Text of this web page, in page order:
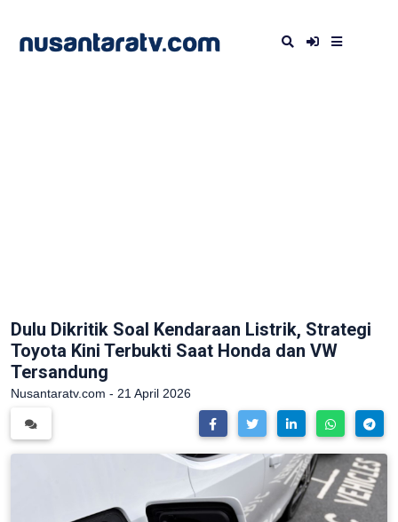
Dulu Dikritik Soal Kendaraan Listrik, Strategi
Toyota Kini Terbukti Saat Honda dan VW
Tersandung
Nusantaratv.com - 21 April 2026